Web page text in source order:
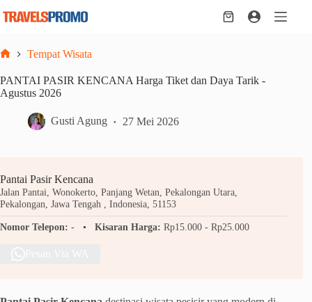
Shopping
Tempat Wisata
PANTAI PASIR KENCANA Harga Tiket dan Daya Tarik -
Agustus 2026
Gusti Agung 27 Mei 2026
Pantai Pasir Kencana
Jalan Pantai, Wonokerto, Panjang Wetan, Pekalongan Utara,
Pekalongan, Jawa Tengah , Indonesia, 51153
Nomor Telepon: - Kisaran Harga: Rp15.000 - Rp25.000